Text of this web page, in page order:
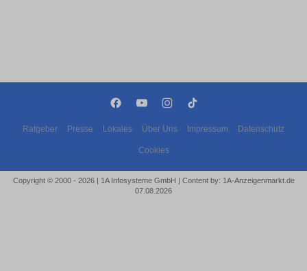
Ratgeber Presse Lokales Über Uns Impressum Datenschutz
Cookies
Copyright © 2000 - 2026 | 1A Infosysteme GmbH | Content by: 1A-Anzeigenmarkt.de
07.08.2026